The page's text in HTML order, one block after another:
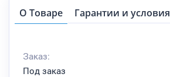
О Товаре Гарантии и условия
Заказ:
Под заказ